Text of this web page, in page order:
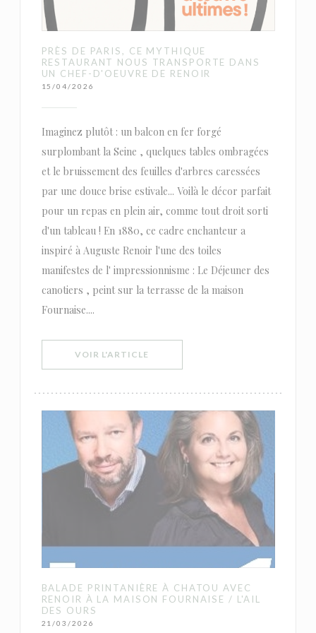
PRÈS DE PARIS, CE MYTHIQUE
RESTAURANT NOUS TRANSPORTE DANS
UN CHEF-D'OEUVRE DE RENOIR
15/04/2026
Imaginez plutôt : un balcon en fer forgé
surplombant la Seine , quelques tables ombragées
et le bruissement des feuilles d'arbres caressées
par une douce brise estivale... Voilà le décor parfait
pour un repas en plein air, comme tout droit sorti
d'un tableau ! En 1880, ce cadre enchanteur a
inspiré à Auguste Renoir l'une des toiles
manifestes de l' impressionnisme : Le Déjeuner des
canotiers , peint sur la terrasse de la maison
Fournaise....
VOIR L'ARTICLE
BALADE PRINTANIÈRE À CHATOU AVEC
RENOIR À LA MAISON FOURNAISE / L'AIL
DES OURS
21/03/2026